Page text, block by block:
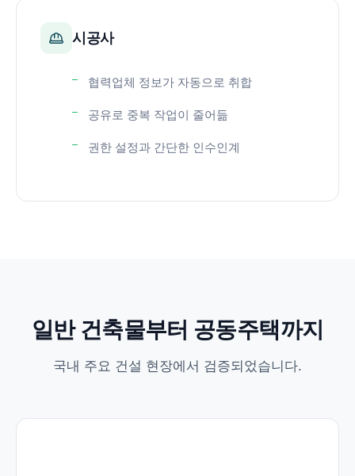
시공사
협력업체 정보가 자동으로 취합
공유로 중복 작업이 줄어듦
권한 설정과 간단한 인수인계
일반 건축물부터 공동주택까지
국내 주요 건설 현장에서 검증되었습니다.